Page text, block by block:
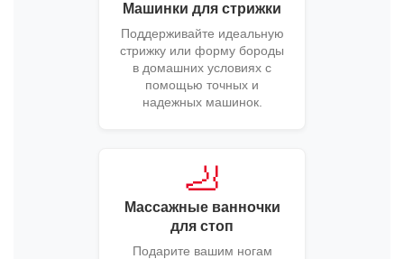
Машинки для стрижки
Поддерживайте идеальную
стрижку или форму бороды
в домашних условиях с
помощью точных и
надежных машинок.
🦶
Массажные ванночки
для стоп
Подарите вашим ногам